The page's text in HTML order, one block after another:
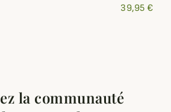
39,95 €
la communauté